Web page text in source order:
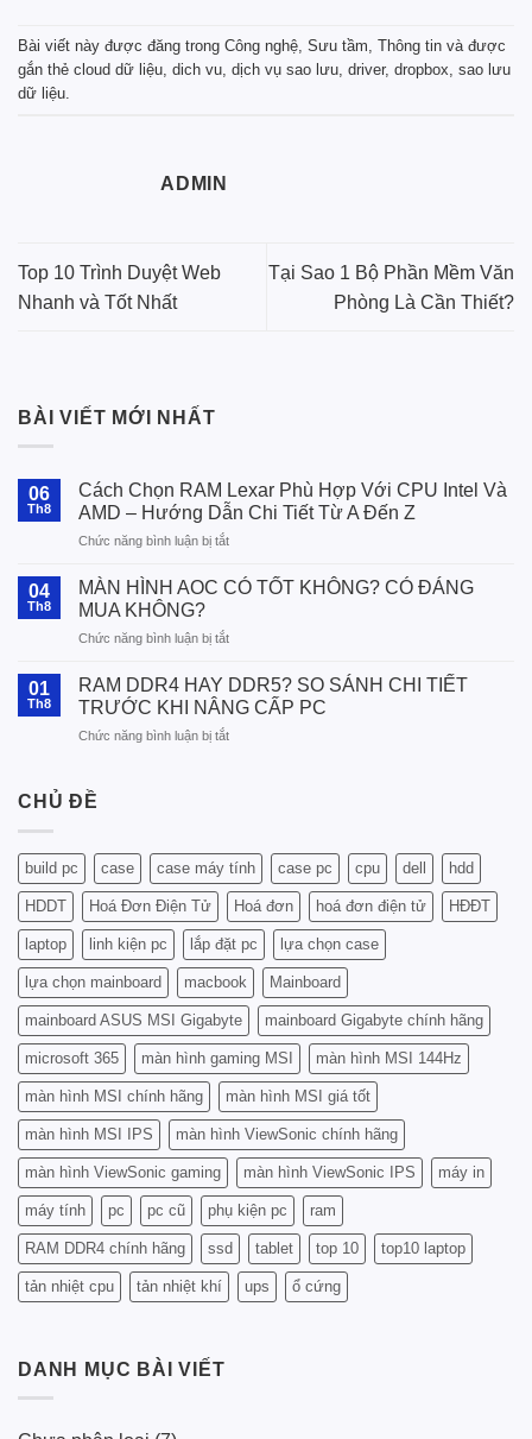
Bài viết này được đăng trong Công nghệ Sưu tầm Thông tin và được
gắn thẻ cloud dữ liệu dich vu dịch vụ sao lưu driver, dropbox sao lưu
dữ liệu
ADMIN
Top 10 Trình Duyệt Web
Nhanh và Tốt Nhất
Tại Sao 1 Bộ Phần Mềm Văn
Phòng Là Cần Thiết?
BÀI VIẾT MỚI NHẤT
06
Th8
Cách Chọn RAM Lexar Phù Hợp Với CPU Intel Và
AMD – Hướng Dẫn Chi Tiết Từ A Đến Z
Chức năng bình luận bị tắtở
Chọn
Phù
Với
CPU
Và
Tiết
Từ
A
Đến
Z
04
Th8
MÀN HÌNH AOC CÓ TỐT KHÔNG? CÓ ĐÁNG
MUA KHÔNG?
Chức năng bình luận bị tắtở
HÌNH
AOC
CÓ
TỐT
01
Th8
RAM DDR4 HAY DDR5? SO SÁNH CHI TIẾT
TRƯỚC KHI NÂNG CẤP PC
Chức năng bình luận bị tắtở
SÁNH
CHI
TIẾT
TRƯỚC
KHI
NÂNG
CẤP
PC
CHỦ ĐỀ
build pc case case máy tính case pc cpu dell hdd
HDDT Hoá Đơn Điện Tử Hoá đơn hoá đơn điện tử HĐĐT
laptop linh kiện pc lắp đặt pc lựa chọn case
lựa chọn mainboard macbook Mainboard
mainboard ASUS MSI Gigabyte mainboard Gigabyte chính hãng
microsoft 365 màn hình gaming MSI màn hình MSI 144Hz
màn hình MSI chính hãng màn hình MSI giá tốt
màn hình MSI IPS màn hình ViewSonic chính hãng
màn hình ViewSonic gaming màn hình ViewSonic IPS máy in
máy tính pc pc cũ phụ kiện pc ram
RAM DDR4 chính hãng ssd tablet top 10 top10 laptop
tản nhiệt cpu tản nhiệt khí ups ổ cứng
DANH MỤC BÀI VIẾT